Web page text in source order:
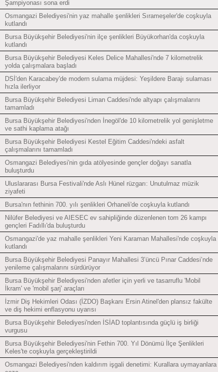
Şampiyonası sona erdi
Osmangazi Belediyesi'nin yaz mahalle şenlikleri Sırameşeler'de coşkuyla
kutlandı
Bursa Büyükşehir Belediyesi'nin ilçe şenlikleri Büyükorhan'da coşkuyla
kutlandı
Bursa Büyükşehir Belediyesi Keles Delice Mahallesi'nde 7 kilometrelik
yolda çalışmalara başladı
DSİ'den Karacabey'de modern sulama müjdesi: Yeşildere Barajı sulaması
hızla ilerliyor
Bursa Büyükşehir Belediyesi Liman Caddesi'nde altyapı çalışmalarını
tamamladı
Bursa Büyükşehir Belediyesi'nden İnegöl'de 10 kilometrelik yol genişletme
ve sathi kaplama atağı
Bursa Büyükşehir Belediyesi Kestel Eğitim Caddesi'ndeki asfalt
çalışmalarını tamamladı
Osmangazi Belediyesi'nin gıda atölyesinde gençler doğayı sanatla
buluşturdu
Uluslararası Bursa Festivali'nde Aslı Hünel rüzgarı: Unutulmaz müzik
ziyafeti
Bursa'nın fethinin 700. yılı şenlikleri Orhaneli'de coşkuyla kutlandı
Nilüfer Belediyesi ve AIESEC ev sahipliğinde düzenlenen tom 26 kampı
gençleri Fadıllı'da buluşturdu
Osmangazi'de yaz mahalle şenlikleri Yeni Karaman Mahallesi'nde coşkuyla
kutlandı
Bursa Büyükşehir Belediyesi Panayır Mahallesi 3’üncü Pınar Caddesi’nde
yenileme çalışmalarını sürdürüyor
Bursa Büyükşehir Belediyesi'nden afetler için yerli ve tasarruflu 'Mobil
İkram' ve 'mobil şarj' araçları
İzmir Diş Hekimleri Odası (İZDO) Başkanı Ersin Atinel'den plansız fakülte
ve diş hekimi enflasyonu uyarısı
Bursa Büyükşehir Belediyesi'nden İSİAD toplantısında güçlü iş birliği
vurgusu
Bursa Büyükşehir Belediyesi'nin Fethin 700. Yıl Dönümü İlçe Şenlikleri
Keles'te coşkuyla gerçekleştirildi
Osmangazi Belediyesi'nden kaldırım işgali denetimi: Kurallara uymayanlara